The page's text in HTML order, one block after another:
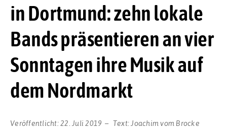
in Dortmund: zehn lokale
Bands präsentieren an vier
Sonntagen ihre Musik auf
dem Nordmarkt
Veröffentlicht: 22. Juli 2019 Text: Joachim vom Brocke